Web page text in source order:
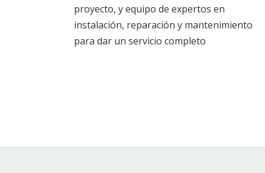
proyecto, y equipo de expertos en
instalación, reparación y mantenimiento
para dar un servicio completo